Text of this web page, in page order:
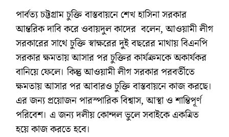
পার্বত্য চট্টগ্রাম চুক্তি বাস্তবায়নে শেখ হাসিনা সরকার
আন্তরিক দাবি করে ওবায়দুল কাদের বলেন, আওয়ামী লীগ
সরকারের সাথে চুক্তি স্বাক্ষরের দুই বছরের মাথায় বিএনপি
সরকার ক্ষমতায় আসার পর চুক্তির কার্যক্রমকে অকার্যকর
বানিয়ে ফেলে। কিন্তু আওয়ামী লীগ সরকার পরবর্তীতে
ক্ষমতায় আসার পর আবারও চুক্তি বাস্তবায়নে কাজ করছে।
এর জন্য প্রয়োজন পারস্পারিক বিশ্বাস, আস্থা ও শান্তিপূর্ণ
পরিবেশ। এ জন্য দলীয় কোন্দল ভুলে সবাইকে একত্রিত
হয়ে কাজ করতে হবে।